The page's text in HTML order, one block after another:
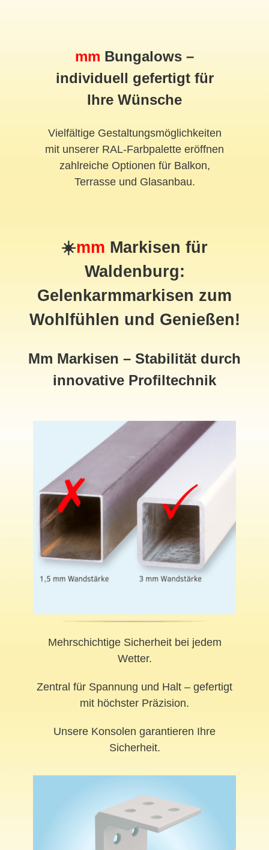
mm Bungalows –
individuell gefertigt für
Ihre Wünsche
Vielfältige Gestaltungsmöglichkeiten
mit unserer RAL-Farbpalette eröffnen
zahlreiche Optionen für Balkon,
Terrasse und Glasanbau.
☀️mm Markisen für
Waldenburg:
Gelenkarmmarkisen zum
Wohlfühlen und Genießen!
Mm Markisen – Stabilität durch
innovative Profiltechnik
Mehrschichtige Sicherheit bei jedem
Wetter.
Zentral für Spannung und Halt – gefertigt
mit höchster Präzision.
Unsere Konsolen garantieren Ihre
Sicherheit.